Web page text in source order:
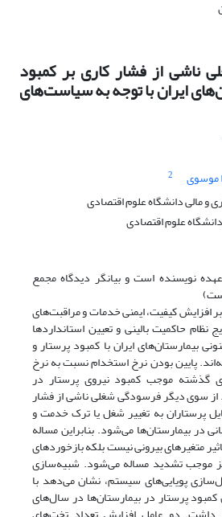
ناشی از فشار کاری بر کمبود
ایران با توجه به سیاست‌های
موسوی
2
و مالی دانشگاه علوم اقتصادی
علوم اقتصادی
نویسنده است و بیانگر دیدگاه مجمع
کیفیت، ایمنی خدمات و مراقبت‌های
نظام حاکمیت بالینی و تعیین استانداردها
بیمارستان‌های ایران با کمبود پرستار و
پایین بودن نرخ استخدام نسبت به نرخ
گذشته موجب کمبود نیروی پرستار در
سوی دیگر فرسودگی شغلی ناشی از فشار
پرستاران به تغییر شغل یا ترک خدمت و
در بیمارستان‌ها می‌شود. بنابراین مساله
متغیرهای بیرونی نیست بلکه بازخوردهای
موجب تشدید مساله می‌شود. شبیه‌سازی
پویایی‌های سیستم، نشان می‌دهد با
پرستار در بیمارستان‌ها در سال‌های